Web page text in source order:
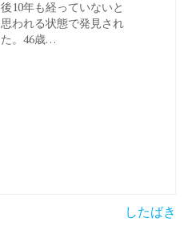
後10年も経っていないと
思われる状態で発見され
た。46歳…
したばき